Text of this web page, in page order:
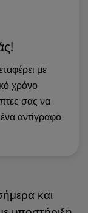
με
χρόνο
σας να
αντίγραφο
και